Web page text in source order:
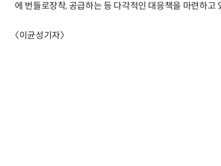
에 번들로장착, 공급하는 등 다각적인 대응책을 마련하고
〈이균성기자〉